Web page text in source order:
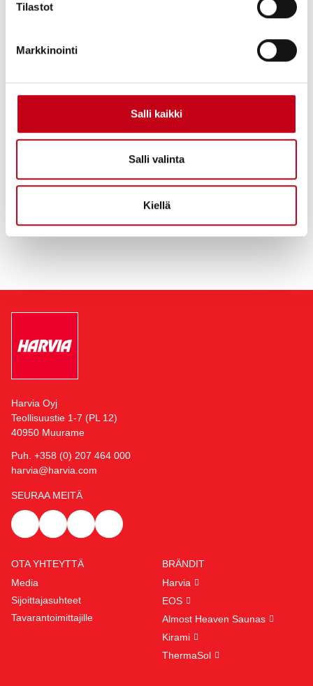
Tilastot
Markkinointi
Salli kaikki
Salli valinta
Kiellä
Harvia on liikevaihdolla mitattuna yksi maailman johtavista
saunamarkkinalla toimivista yhtiöistä. Yhtiön tuotemerkit ja
kokonaisvaltainen tuotevalikoima pyrkii vastaamaan sekä
Harvian liikevaihto vuonna 2024 oli 175,2 miljoonaa euroa.
Konsernin palveluksessa työskentelee noin 700 alan
Kiinassa ja Hongkongissa, Itävallassa, Italiassa, Virossa ja
Ruotsissa. Muuramessa Harvian pääkonttorin yhteydessä
tuotantolaitos.
https://harviagroup.com/fi/
Harvia Oyj
Teollisuustie 1-7 (PL 12)
40950 Muurame
Puh. +358 (0) 207 464 000
harvia@harvia.com
SEURAA MEITÄ
OTA YHTEYTTÄ
Media
Sijoittajasuhteet
Tavarantoimittajille
BRÄNDIT
Harvia
EOS
Almost Heaven Saunas
Kirami
ThermaSol